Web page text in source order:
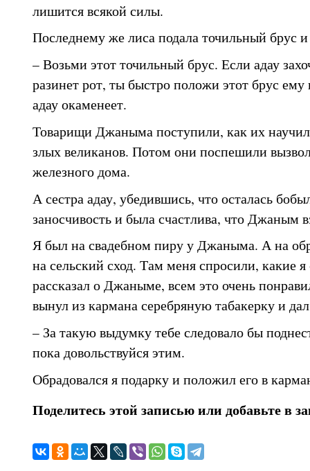
лишится всякой силы.
Последнему же лиса подала точильный брус и
– Возьми этот точильный брус. Если адау
разинет рот, ты быстро положи этот брус ему
адау окаменеет.
Товарищи Джаныма поступили, как их
злых великанов. Потом они поспешили
железного дома.
А сестра адау, убедившись, что осталась
заносчивость и была счастлива, что Джаным
Я был на свадебном пиру у Джаныма. А на
на сельский сход. Там меня спросили, какие
рассказал о Джаныме, всем это очень
вынул из кармана серебряную табакерку и
– За такую выдумку тебе следовало бы
пока довольствуйся этим.
Обрадовался я подарку и положил его в
Поделитесь этой записью или добавьте в